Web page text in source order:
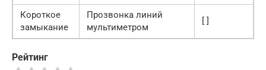
Короткое
замыкание
Прозвонка линий
мультиметром
[ ]
Рейтинг